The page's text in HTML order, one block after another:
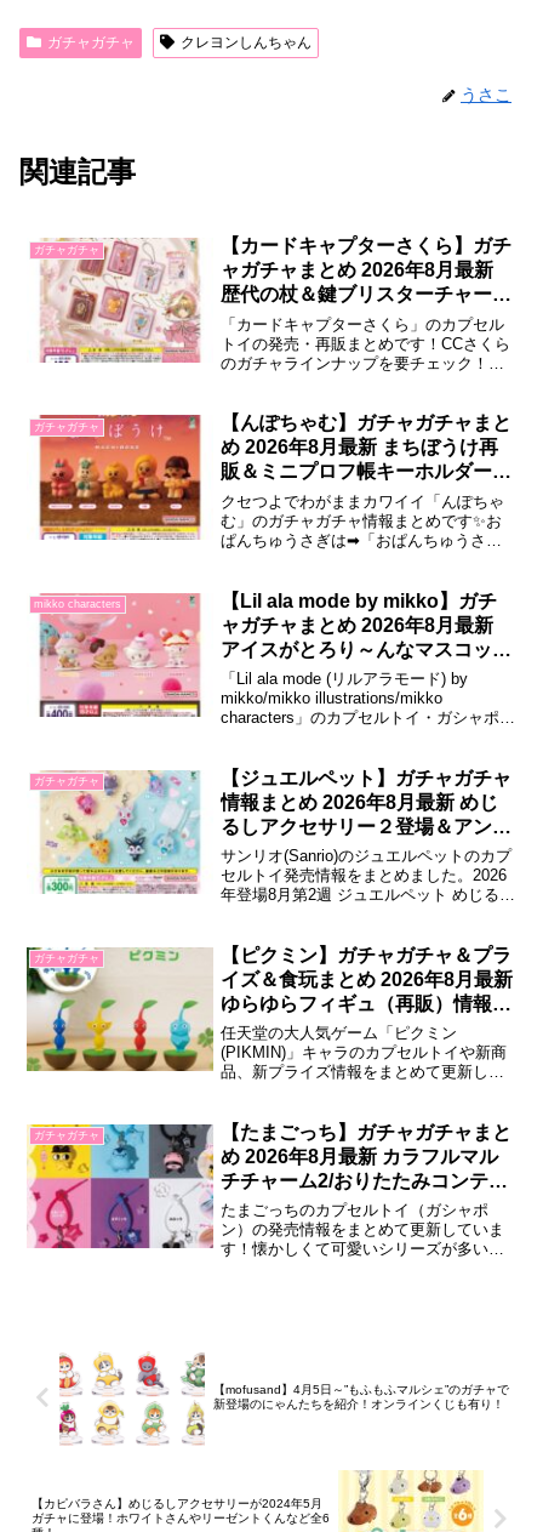
ガチャガチャ クレヨンしんちゃん
うさこ
関連記事
ガチャガチャ
【カードキャプターさくら】ガチ
ャガチャまとめ 2026年8月最新
歴代の杖＆鍵ブリスターチャーム
やめじるしアクセサリーが登場！
「カードキャプターさくら」のカプセル
トイの発売・再販まとめです！CCさくら
のガチャラインナップを要チェック！
キャプターさくら クリアカード編より、
めじるしアクセサリーの第4弾が登場。さ
くらカードブック、つうしんデレフォ...
ガチャガチャ
【んぽちゃむ】ガチャガチャまと
め 2026年8月最新 まちぼうけ再
販＆ミニプロフ帳キーホルダー登
場！
クセつよでわがままカワイイ「んぽちゃ
む」のガチャガチャ情報まとめです✨お
ぱんちゅうさぎは➡「おぱんちゅうさぎ
ダー2026年8月より、「んぽちゃむ うる
ちゅるPOPシールプチキーホルダー」が
カプセルトイで発売されます。...
mikko characters
【Lil ala mode by mikko】ガチ
ャガチャまとめ 2026年8月最新
アイスがとろり～んなマスコット
が新登場！
「Lil ala mode (リルアラモード) by
mikko/mikko illustrations/mikko
characters」のカプセルトイ・ガシャポン
ら」2026年8月登場8月第2週 Lil ala mode
と...
ガチャガチャ
【ジュエルペット】ガチャガチャ
情報まとめ 2026年8月最新 めじ
るしアクセサリー２登場＆アンブ
レラマーカー再販！
サンリオ(Sanrio)のジュエルペットのカプ
セルトイ発売情報をまとめました。2026
年登場8月第2週 ジュエルペット めじるし
ー、サフィー、ガーネット、ペリドッ
ト、ダイアナ、ルナ、ルーア、ジャスパ
ーの全8種がラインナップされ...
ガチャガチャ
【ピクミン】ガチャガチャ＆プラ
イズ＆食玩まとめ 2026年8月最新
ゆらゆらフィギュ（再販）情報な
ど！
任天堂の大人気ゲーム「ピクミン
(PIKMIN)」キャラのカプセルトイや新商
品、新プライズ情報をまとめて更新して
ア 【プライズ】2026年7月中旬より
「PIKMIN（ピクミン）ゆらゆらフィギュ
ア」プライズがクレーンゲームに順次
再...
ガチャガチャ
【たまごっち】ガチャガチャまと
め 2026年8月最新 カラフルマル
チチャーム2/おりたたみコンテナ
の第2弾が登場！
たまごっちのカプセルトイ（ガシャポ
ン）の発売情報をまとめて更新していま
す！懐かしくて可愛いシリーズが多いの
【mofusand】4月5日～”もふもふマルシェ”のガチャで
新登場のにゃんたちを紹介！オンラインくじも有り！
【カピバラさん】めじるしアクセサリーが2024年5月
ガチャに登場！ホワイトさんやリーゼントくんなど全6